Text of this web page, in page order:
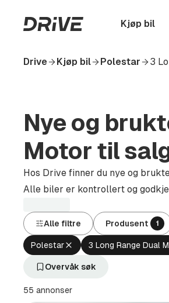
hovedinnhold
Startside Kjøp bil
Drive Kjøp bil Polestar 3
Nye og
Motor til
Hos Drive finner du nye og
Alle biler er kontrollert og
Alle filtre Produsent 1
Polestar Fjern
aktivt
filter
(Produsent)
3 Long Range Dual
Overvåk søk
55 annonser